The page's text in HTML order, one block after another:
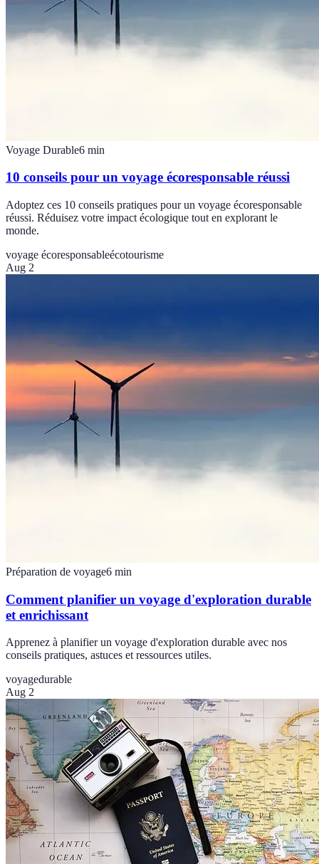
Voyage Durable6 min
10 conseils pour un voyage écoresponsable réussi
Adoptez ces 10 conseils pratiques pour un voyage écoresponsable
réussi. Réduisez votre impact écologique tout en explorant le
monde.
voyage écoresponsableécotourisme
Aug 2
Préparation de voyage6 min
Comment planifier un voyage d'exploration durable
et enrichissant
Apprenez à planifier un voyage d'exploration durable avec nos
conseils pratiques, astuces et ressources utiles.
voyagedurable
Aug 2